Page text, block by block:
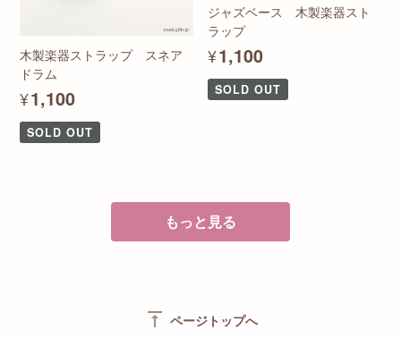
木製楽器ストラップ スネア
ドラム
¥1,100
SOLD OUT
ジャズベース 木製楽器スト
ラップ
¥1,100
SOLD OUT
もっと見る
vertical_align_top ページトップへ